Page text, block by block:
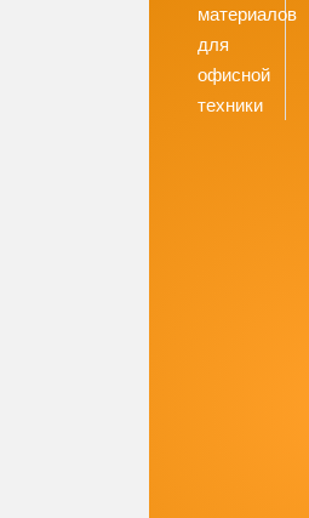
материалов
для
офисной
техники